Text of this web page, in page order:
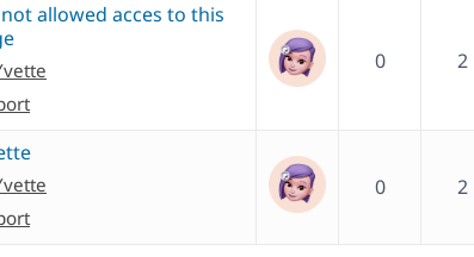
allowed acces to this
0 2
0 2